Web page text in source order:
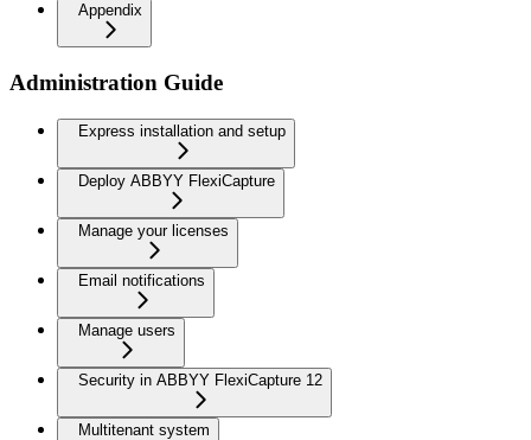
Appendix
Administration Guide
Express installation and setup
Deploy ABBYY FlexiCapture
Manage your licenses
Email notifications
Manage users
Security in ABBYY FlexiCapture 12
Multitenant system